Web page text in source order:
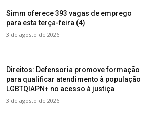
Simm oferece 393 vagas de emprego
para esta terça-feira (4)
3 de agosto de 2026
Direitos: Defensoria promove formação
para qualificar atendimento à população
LGBTQIAPN+ no acesso à justiça
3 de agosto de 2026